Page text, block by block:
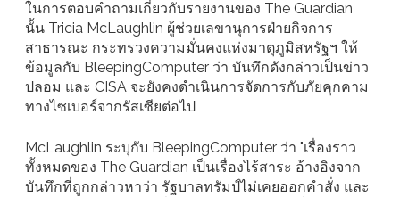
ในการตอบคำถามเกี่ยวกับรายงานของ The Guardian
นั้น Tricia McLaughlin ผู้ช่วยเลขานุการฝ่ายกิจการ
สาธารณะ กระทรวงความมั่นคงแห่งมาตุภูมิสหรัฐฯ ให้
ข้อมูลกับ BleepingComputer ว่า บันทึกดังกล่าวเป็นข่าว
ปลอม และ CISA จะยังคงดำเนินการจัดการกับภัยคุกคาม
ทางไซเบอร์จากรัสเซียต่อไป
McLaughlin ระบุกับ BleepingComputer ว่า "เรื่องราว
ทั้งหมดของ The Guardian เป็นเรื่องไร้สาระ อ้างอิงจาก
บันทึกที่ถูกกล่าวหาว่า รัฐบาลทรัมป์ไม่เคยออกคำสั่ง และ